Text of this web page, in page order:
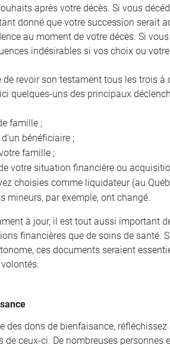
après votre décès. Si vous
donné que votre succession serait
au moment de votre décès. Si
indésirables si vos choix ou
de revoir son testament tous les trois
quelques-uns des principaux
famille ;
bénéficiaire ;
famille ;
votre situation financière ou
choisies comme liquidateur (au
mineurs, par exemple, ont changé.
à jour, il est tout aussi important
financières que de soins de santé.
ces documents seraient
des dons de bienfaisance,
ceux-ci. De nombreuses personnes